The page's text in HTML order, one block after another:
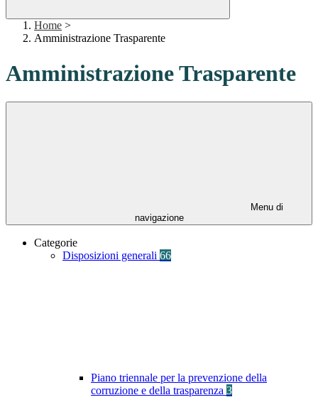
Home >
Amministrazione Trasparente
Amministrazione Trasparente
Menu di
navigazione
Categorie
Disposizioni generali 66
Piano triennale per la prevenzione della
corruzione e della trasparenza 3